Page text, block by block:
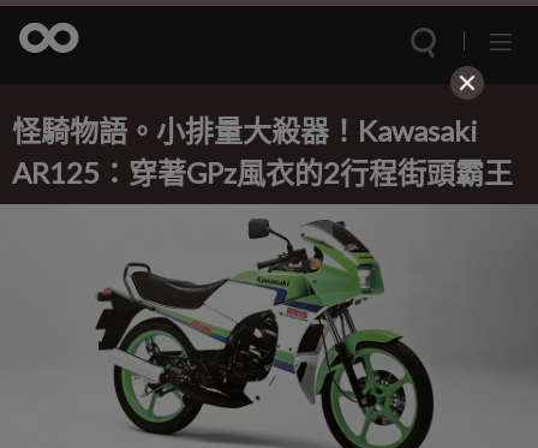
怪騎物語。小排量大殺器！Kawasaki
AR125：穿著GPz風衣的2行程街頭霸王